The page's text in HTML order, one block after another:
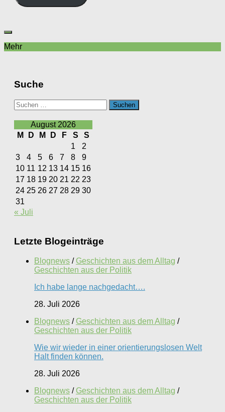
Mehr
Suche
Suchen
nach:
August 2026
M
D M D F S
S
1
2
3
4 5 6 7 8
9
10 11 12 13 14 15 16
17 18 19 20 21 22 23
24 25 26 27 28 29 30
31
« Juli
Letzte Blogeinträge
Blognews / Geschichten aus dem Alltag /
Geschichten aus der Politik
Ich habe lange nachgedacht….
28. Juli 2026
Blognews / Geschichten aus dem Alltag /
Geschichten aus der Politik
Wie wir wieder in einer orientierungslosen Welt
Halt finden können.
28. Juli 2026
Blognews / Geschichten aus dem Alltag /
Geschichten aus der Politik